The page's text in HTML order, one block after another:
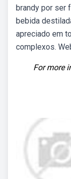
brandy por ser
bebida
apreciado em
complexos.
For more